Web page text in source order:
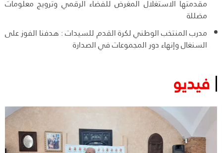
مقدمتها الاستغلال المغرض للفضاء الرقمي وترويج معلومات
مضللة
مدرب المنتخب الوطني لكرة القدم للسيدات : هدفنا الفوز على
السنغال وإنهاء دور المجموعات في الصدارة
فيديو